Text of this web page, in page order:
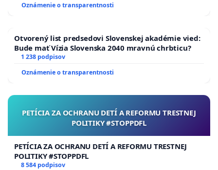
Oznámenie o transparentnosti
Otvorený list predsedovi Slovenskej akadémie vied:
Bude mať Vízia Slovenska 2040 mravnú chrbticu?
1 238 podpisov
Oznámenie o transparentnosti
PETÍCIA ZA OCHRANU DETÍ A REFORMU TRESTNEJ
POLITIKY #STOPPDFL
PETÍCIA ZA OCHRANU DETÍ A REFORMU TRESTNEJ
POLITIKY #STOPPDFL
8 584 podpisov